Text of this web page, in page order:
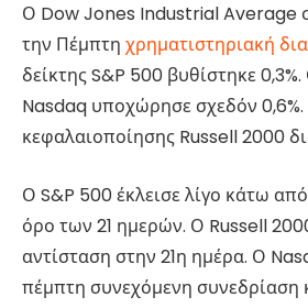
Ο Dow Jones Industrial Average
την Πέμπτη χρηματιστηριακή
δείκτης S&P 500 βυθίστηκε
Nasdaq υποχώρησε σχεδόν
κεφαλαιοποίησης Russell 2000
Ο S&P 500 έκλεισε λίγο κάτω
όρο των 21 ημερών. Ο Russell
αντίσταση στην 21η ημέρα. Ο
πέμπτη συνεχόμενη συνεδρίαση